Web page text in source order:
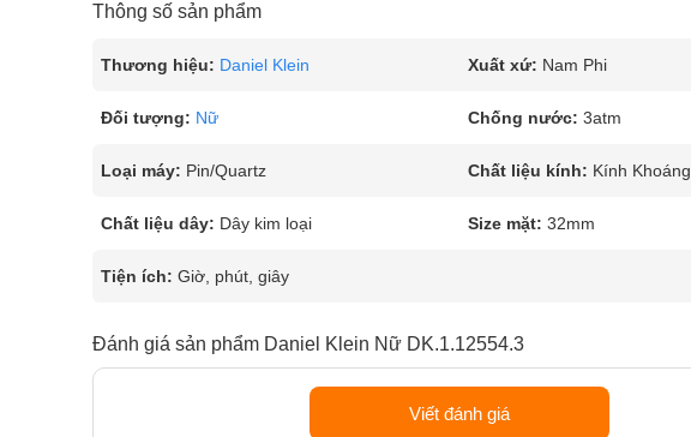
Thông số sản phẩm
Thương hiệu: Daniel Klein Xuất xứ: Nam Phi
Đối tượng: Nữ Chống nước: 3atm
Loại máy: Pin/Quartz Chất liệu kính: Kính Khoáng
Chất liệu dây: Dây kim loại Size mặt: 32mm
Tiện ích: Giờ, phút, giây
Đánh giá sản phẩm Daniel Klein Nữ DK.1.12554.3
Viết đánh giá